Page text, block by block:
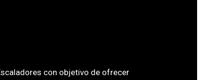
con objetivo de ofrecer